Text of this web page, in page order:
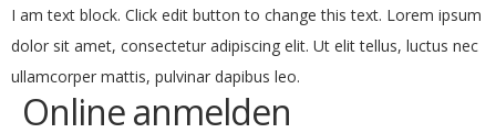
I am text block. Click edit button to change this text. Lorem ipsum
dolor sit amet, consectetur adipiscing elit. Ut elit tellus, luctus nec
ullamcorper mattis, pulvinar dapibus leo.
Online anmelden